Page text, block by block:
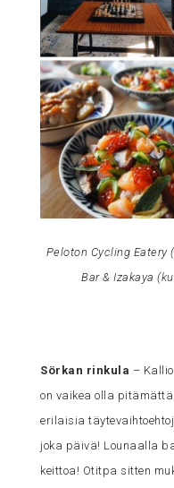
Peloton Cycling Eatery
Bar & Izakaya (
Sörkan rinkula –
on vaikea olla
erilaisia
joka päivä! Lounaalla
keittoa! Otitpa sitten